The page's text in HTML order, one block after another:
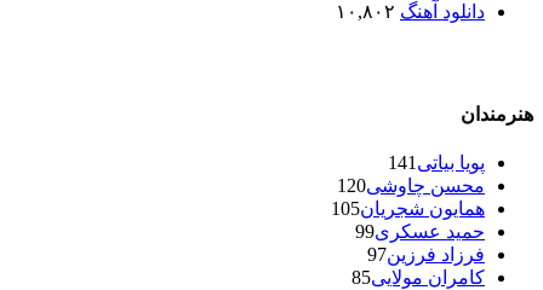
دانلود آهنگ ۱۰,۸۰۲
هنرمندان
پویا بیاتی 141
محسن چاوشی120
همایون شجریان105
حمید عسکری99
فرزاد فرزین97
کامران مولایی85